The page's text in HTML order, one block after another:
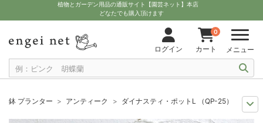
植物とガーデン用品の通販サイト【園芸ネット】本店
どなたでも購入頂けます
ログイン
0
カート メニュー
鉢 プランター アンティーク
ダイナスティ・ポットL （QP-25）
人気のシリーズ
COVENT GARDEN（コベントガーデン）
ダイナステ